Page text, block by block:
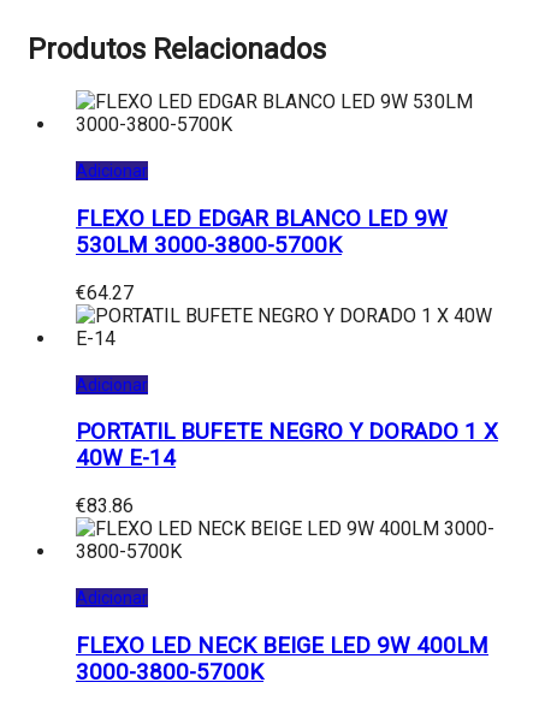
Produtos Relacionados
Adicionar
FLEXO LED EDGAR BLANCO LED 9W
530LM 3000-3800-5700K
€64.27
Adicionar
PORTATIL BUFETE NEGRO Y DORADO 1 X
40W E-14
€83.86
Adicionar
FLEXO LED NECK BEIGE LED 9W 400LM
3000-3800-5700K